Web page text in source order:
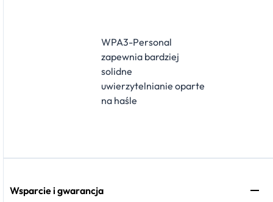
WPA3-Personal
zapewnia bardziej
solidne
uwierzytelnianie oparte
na haśle
Wsparcie i gwarancja